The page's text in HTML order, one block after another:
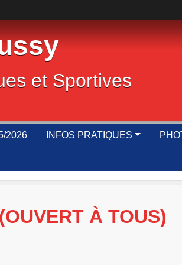
et Sportives
2026 INFOS PRATIQUES
À TOUS)